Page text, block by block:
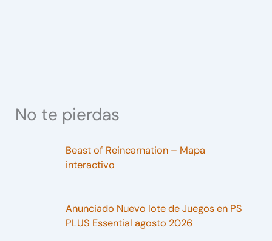
No te pierdas
Beast of Reincarnation – Mapa
interactivo
Anunciado Nuevo lote de Juegos en PS
PLUS Essential agosto 2026